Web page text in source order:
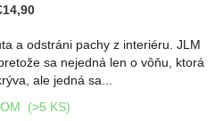
a odstráni pachy z interiéru. JLM
sa nejedná len o vôňu, ktorá
ale jedná sa...
(>5 KS)